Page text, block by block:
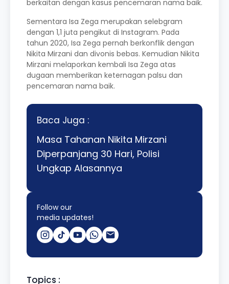
berkaitan dengan kasus pencemaran nama baik.
Sementara Isa Zega merupakan selebgram
dengan 1,1 juta pengikut di Instagram. Pada
tahun 2020, Isa Zega pernah berkonflik dengan
Nikita Mirzani dan divonis bebas. Kemudian Nikita
Mirzani melaporkan kembali Isa Zega atas
dugaan memberikan keternagan palsu dan
pencemaran nama baik.
Baca Juga :
Masa Tahanan Nikita Mirzani
Diperpanjang 30 Hari, Polisi
Ungkap Alasannya
Follow our
media updates!
Topics :